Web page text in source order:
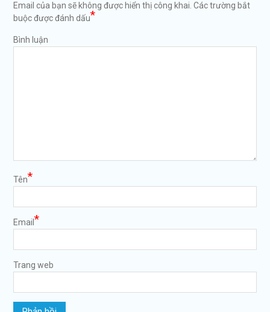
Email của bạn sẽ không được hiển thị công khai. Các trường bắt
buộc được đánh dấu*
Bình luận
Tên*
Email *
Trang web
kinh-